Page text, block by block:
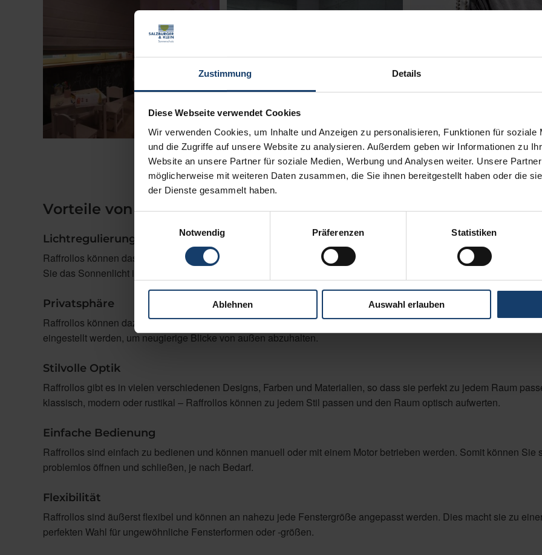
Zustimmung Details
Diese Webseite verwendet Cookies
Wir verwenden Cookies, um Inhalte und Anzeigen zu personalisieren, Funktionen für soziale
und die Zugriffe auf unsere Website zu analysieren. Außerdem geben wir Informationen zu
Website an unsere Partner für soziale Medien, Werbung und Analysen weiter. Unsere
möglicherweise mit weiteren Daten zusammen, die Sie ihnen bereitgestellt haben oder die
der Dienste gesammelt haben.
Notwendig
Präferenzen Statistiken
Ablehnen Auswahl erlauben
Vorteile von Raffrollos
Lichtregulierung
Raffrollos können das Tageslicht sanft und gleichmäßig filtern, wodurch ein angenehmes Raumlicht erzeugt wird.
Sie das Sonnenlicht im Raum kontrollieren und somit eine angenehme Atmosphäre schaffen.
Privatsphäre
Raffrollos können dazu beitragen, Ihre Privatsphäre zu schützen. Sie können je nach Wunsch in verschiedenen
eingestellt werden, um neugierige Blicke von außen abzuhalten.
Stilvolle Optik
Raffrollos gibt es in vielen verschiedenen Designs, Farben und Materialien, so dass sie perfekt zu jedem Raum
klassisch, modern oder rustikal – Raffrollos können zu jedem Stil passen und den Raum optisch aufwerten.
Einfache Bedienung
Raffrollos sind einfach zu bedienen und können manuell oder mit einem Motor betrieben werden. Somit können Sie
problemlos öffnen und schließen, je nach Bedarf.
Flexibilität
Raffrollos sind äußerst flexibel und können an nahezu jede Fenstergröße angepasst werden. Dies macht sie zu
perfekten Wahl für ungewöhnliche Fensterformen oder -größen.